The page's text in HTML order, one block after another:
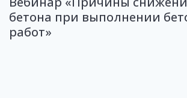
бетона при выполнении
работ»